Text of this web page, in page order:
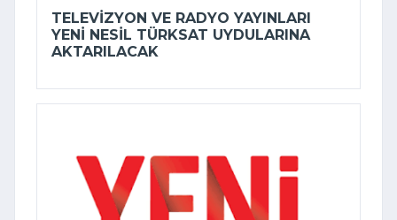
TELEVIZYON VE RADYO YAYINLARI
YENI NESIL TÜRKSAT UYDULARINA
AKTARILACAK